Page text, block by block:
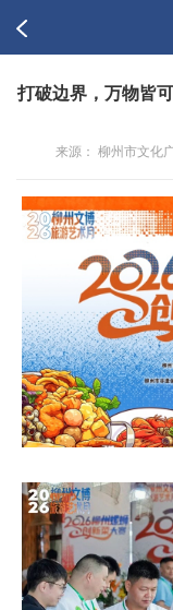
打破边界，万物皆
来源： 柳州市文化